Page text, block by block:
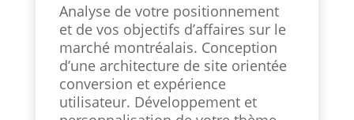
Analyse de votre positionnement
et de vos objectifs d’affaires sur le
marché montréalais. Conception
d’une architecture de site orientée
conversion et expérience
utilisateur. Développement et